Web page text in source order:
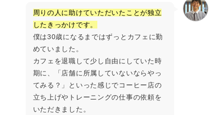
周りの人に助けていただいたことが独立
したきっかけです。
僕は30歳になるまではずっとカフェに勤
めていました。
カフェを退職して少し自由にしていた時
期に、「店舗に所属していないならやっ
てみる？」といった感じでコーヒー店の
立ち上げやトレーニングの仕事の依頼を
いただきました。